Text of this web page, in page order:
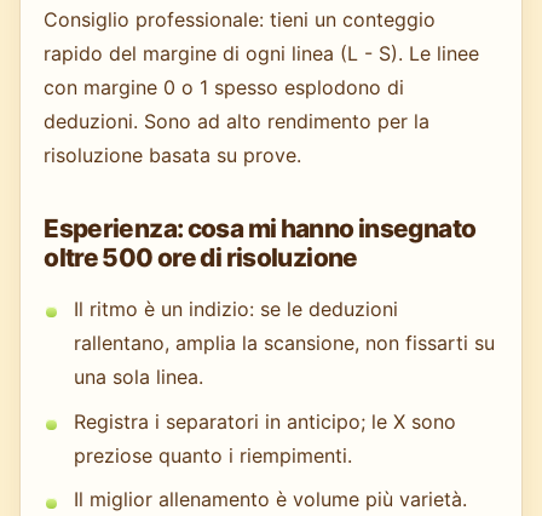
Consiglio professionale: tieni un conteggio
rapido del margine di ogni linea (L - S). Le linee
con margine 0 o 1 spesso esplodono di
deduzioni. Sono ad alto rendimento per la
risoluzione basata su prove.
Esperienza: cosa mi hanno insegnato
oltre 500 ore di risoluzione
Il ritmo è un indizio: se le deduzioni
rallentano, amplia la scansione, non fissarti su
una sola linea.
Registra i separatori in anticipo; le X sono
preziose quanto i riempimenti.
Il miglior allenamento è volume più varietà.